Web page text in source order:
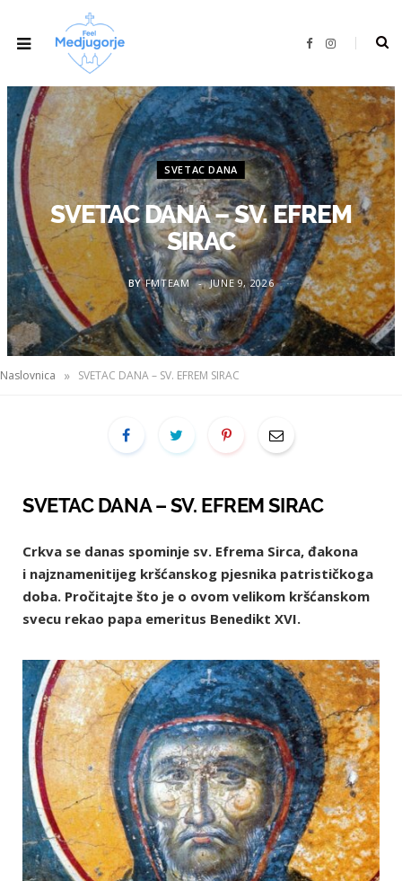
F
b
o
o
k
I
a
g
r
a
m
SVETAC DANA
SVETAC DANA – SV. EFREM
SIRAC
BY FMTEAM JUNE 9, 2026
Naslovnica » SVETAC DANA – SV. EFREM SIRAC
SVETAC DANA – SV. EFREM SIRAC
Crkva se danas spominje sv. Efrema Sirca, đakona
i najznamenitijeg kršćanskog pjesnika patrističkoga
doba. Pročitajte što je o ovom velikom kršćanskom
svecu rekao papa emeritus Benedikt XVI.